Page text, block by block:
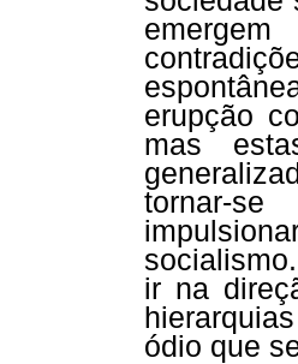
erupção
mas
tornar-
ir na
ódio que